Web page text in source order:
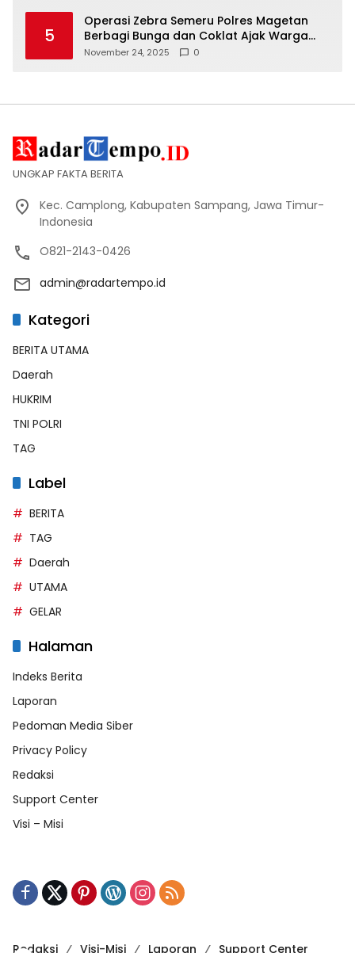
5
Operasi Zebra Semeru Polres Magetan
Berbagi Bunga dan Coklat Ajak Warga
Tertib Lalin
November 24, 2025 0
UNGKAP FAKTA BERITA
Kec. Camplong, Kabupaten Sampang, Jawa Timur-
Indonesia
O821-2143-0426
admin@radartempo.id
Kategori
BERITA UTAMA
Daerah
HUKRIM
TNI POLRI
TAG
Label
BERITA
TAG
Daerah
UTAMA
GELAR
Halaman
Indeks Berita
Laporan
Pedoman Media Siber
Privacy Policy
Redaksi
Support Center
Visi – Misi
Redaksi Visi-Misi Laporan Support Center